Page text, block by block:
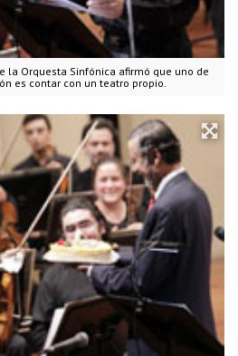
la Orquesta Sinfónica afirmó que uno de
es contar con un teatro propio.